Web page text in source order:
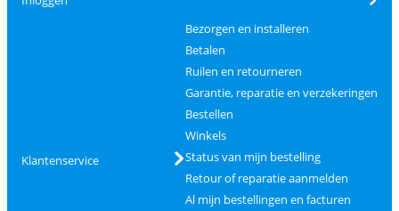
Klantenservice
Bezorgen en installeren
Betalen
Ruilen en retourneren
Garantie, reparatie en verzekeringen
Bestellen
Winkels
Status van mijn bestelling
Retour of reparatie aanmelden
Al mijn bestellingen en facturen